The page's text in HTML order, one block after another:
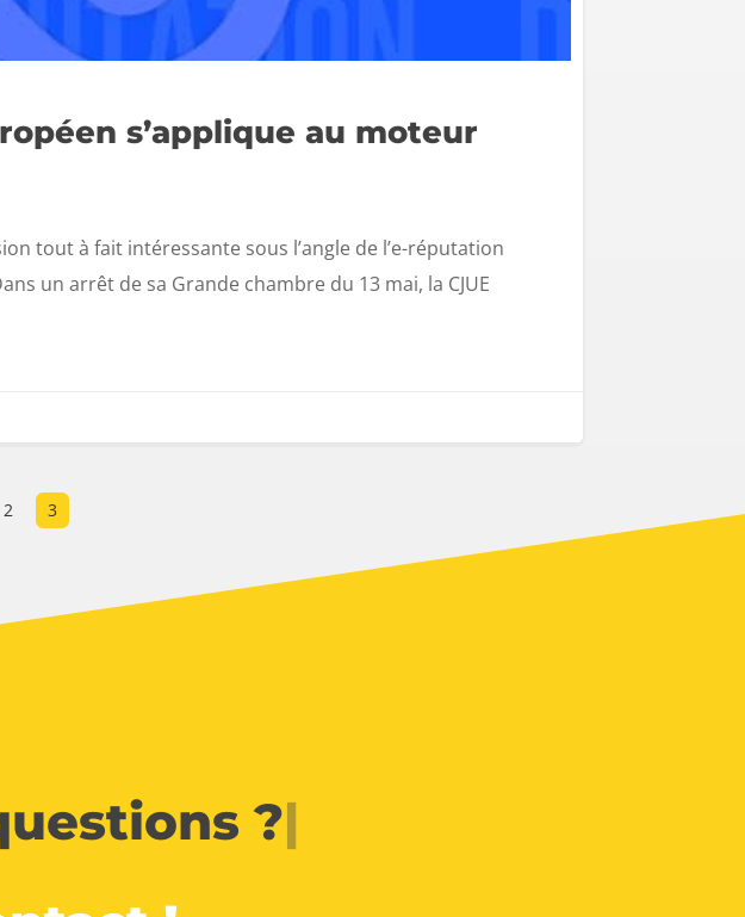
s’applique au moteur
tout à fait intéressante sous l’angle de l’e-réputation
un arrêt de sa Grande chambre du 13 mai, la CJUE
2 3
?|